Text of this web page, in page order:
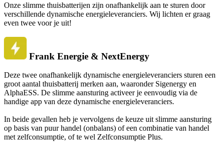
Onze slimme thuisbatterijen zijn onafhankelijk aan te sturen door
verschillende dynamische energieleveranciers. Wij lichten er graag
even twee voor je uit!
Frank Energie & NextEnergy
Deze twee onafhankelijk dynamische energieleveranciers sturen een
groot aantal thuisbatterij merken aan, waaronder Sigenergy en
AlphaESS. De slimme aansturing activeer je eenvoudig via de
handige app van deze dynamische energieleveranciers.
In beide gevallen heb je vervolgens de keuze uit slimme aansturing
op basis van puur handel (onbalans) of een combinatie van handel
met zelfconsumptie, of te wel Zelfconsumptie Plus.